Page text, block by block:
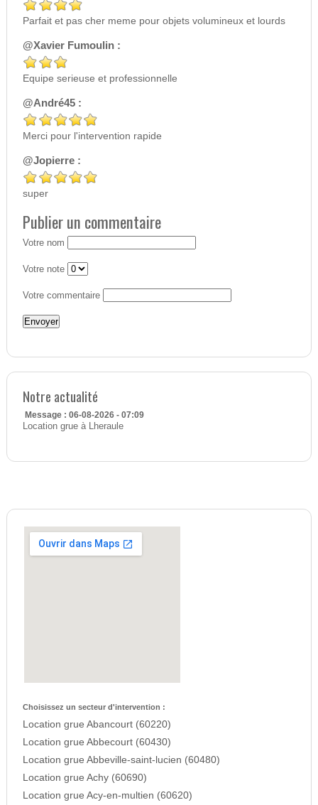
Parfait et pas cher meme pour objets volumineux et lourds
@Xavier Fumoulin :
Equipe serieuse et professionnelle
@André45 :
Merci pour l'intervention rapide
@Jopierre :
super
Publier un commentaire
Votre nom
Votre note
Votre commentaire
Notre actualité
Message : 06-08-2026 - 07:09
Location grue à Lheraule
Choisissez un secteur d'intervention :
Location grue Abancourt (60220)
Location grue Abbecourt (60430)
Location grue Abbeville-saint-lucien (60480)
Location grue Achy (60690)
Location grue Acy-en-multien (60620)